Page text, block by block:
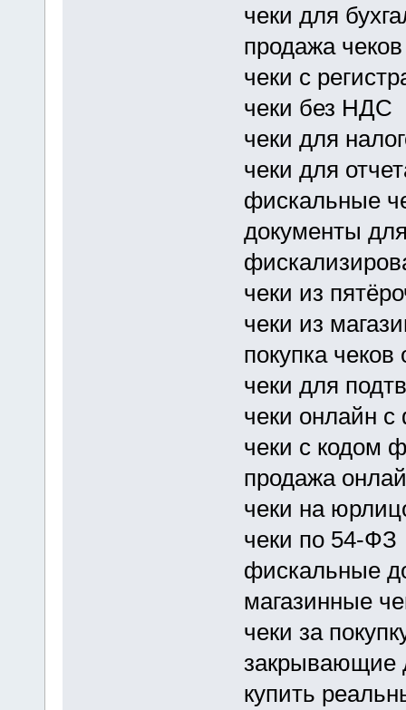
чеки для
продажа чеков
чеки с
чеки без НДС
чеки для
чеки для
фискальные
документы
чеки из
чеки из
покупка чеков
чеки для
чеки онлайн
чеки с кодом
продажа
чеки на
чеки по 54-ФЗ
фискальные
магазинные
чеки за
закрывающие
купить